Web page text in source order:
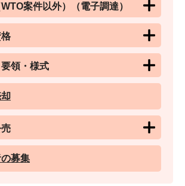
案件以外）（電子調達）
領・様式
募集